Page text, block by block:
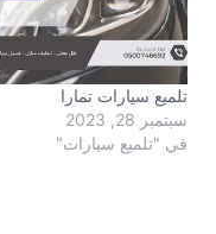
تلميع سيارات تمارا
سبتمبر 28, 2023
في "تلميع سيارات"